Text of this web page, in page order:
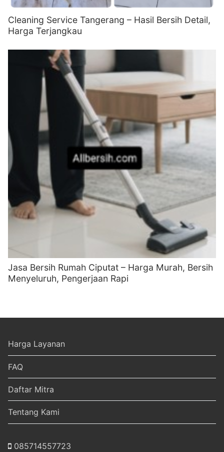
Cleaning Service Tangerang – Hasil Bersih Detail,
Harga Terjangkau
Jasa Bersih Rumah Ciputat – Harga Murah, Bersih
Menyeluruh, Pengerjaan Rapi
Harga Layanan
FAQ
Daftar Mitra
Tentang Kami
085714557723